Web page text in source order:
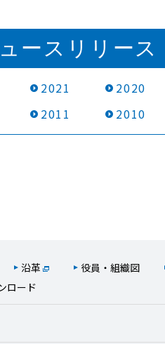
ースリリース
2021 2020
2011 2010
沿革 役員・組織図
ロード